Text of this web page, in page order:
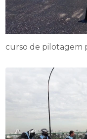
curso de pilotagem